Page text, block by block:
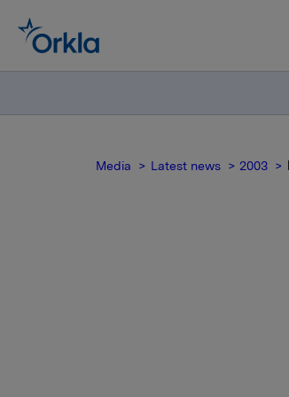
Media Latest news 2003